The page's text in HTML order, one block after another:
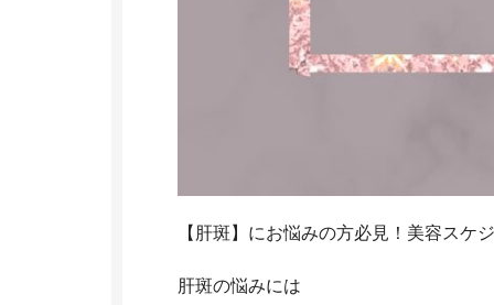
【肝斑】にお悩みの方必見！美容スケ
肝斑の悩みには